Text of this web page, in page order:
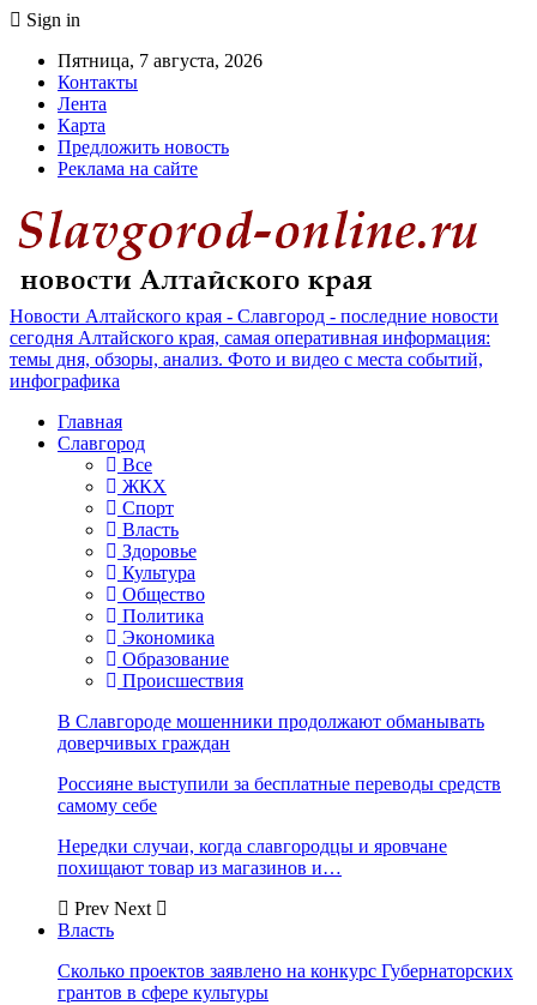
Sign in
Пятница, 7 августа, 2026
Контакты
Лента
Карта
Предложить новость
Реклама на сайте
Новости Алтайского края - Славгород - последние новости
сегодня Алтайского края, самая оперативная информация:
темы дня, обзоры, анализ. Фото и видео с места событий,
инфографика
Главная
Славгород
Все
ЖКХ
Спорт
Власть
Здоровье
Культура
Общество
Политика
Экономика
Образование
Происшествия
В Славгороде мошенники продолжают обманывать
доверчивых граждан
Россияне выступили за бесплатные переводы средств
самому себе
Нередки случаи, когда славгородцы и яровчане
похищают товар из магазинов и…
Prev Next
Власть
Сколько проектов заявлено на конкурс Губернаторских
грантов в сфере культуры